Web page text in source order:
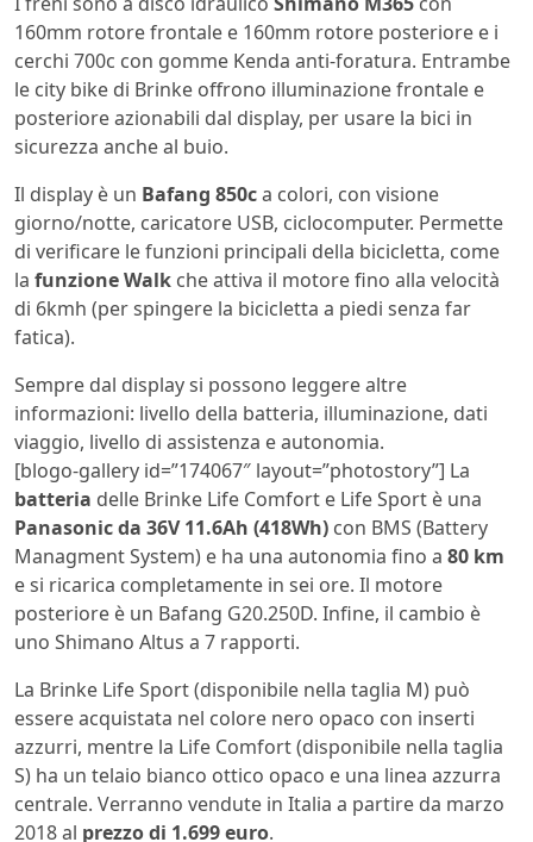
160mm rotore frontale e 160mm rotore posteriore e i
cerchi 700c con gomme Kenda anti-foratura. Entrambe
le city bike di Brinke offrono illuminazione frontale e
posteriore azionabili dal display, per usare la bici in
sicurezza anche al buio.
Il display è un Bafang 850ca colori, con visione
giorno/notte, caricatore USB, ciclocomputer. Permette
di verificare le funzioni principali della bicicletta, come
la funzione Walk che attiva il motore fino alla velocità
di 6kmh (per spingere la bicicletta a piedi senza far
fatica).
Sempre dal display si possono leggere altre
informazioni: livello della batteria, illuminazione, dati
viaggio, livello di assistenza e autonomia.
[blogo-gallery id=”174067″ layout=”photostory”] La
batteria delle Brinke Life Comfort e Life Sport è una
Panasonic da 36V 11.6Ah (418Wh) con BMS (Battery
Managment System) e ha una autonomia fino a 80 km
e si ricarica completamente in sei ore. Il motore
posteriore è un Bafang G20.250D. Infine, il cambio è
uno Shimano Altus a 7 rapporti.
La Brinke Life Sport (disponibile nella taglia M) può
essere acquistata nel colore nero opaco con inserti
azzurri, mentre la Life Comfort (disponibile nella taglia
S) ha un telaio bianco ottico opaco e una linea azzurra
centrale. Verranno vendute in Italia a partire da marzo
2018 al prezzo di 1.699 euro.